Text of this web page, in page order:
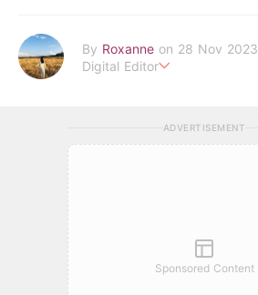
By Roxanne on 28 Nov 2023
Digital Editor
roxanne.lee@poplady-mag.com
ADVERTISEMENT
Sponsored Content